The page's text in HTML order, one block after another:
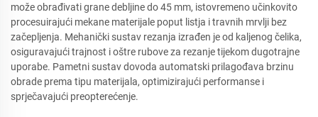
može obrađivati grane debljine do 45 mm, istovremeno učinkovito
procesuirajući mekane materijale poput listja i travnih mrvlji bez
začepljenja. Mehanički sustav rezanja izrađen je od kaljenog čelika,
osiguravajući trajnost i oštre rubove za rezanje tijekom dugotrajne
uporabe. Pametni sustav dovoda automatski prilagođava brzinu
obrade prema tipu materijala, optimizirajući performanse i
sprječavajući preopterećenje.